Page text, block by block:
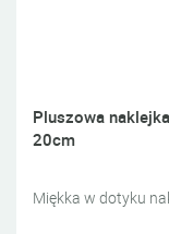
Pluszowa
20cm
Miękka w dotyku